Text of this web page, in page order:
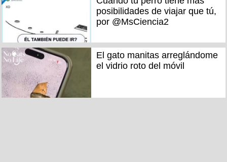
posibilidades de viajar que tú,
por @MsCiencia2
El gato manitas arreglándome
el vidrio roto del móvil